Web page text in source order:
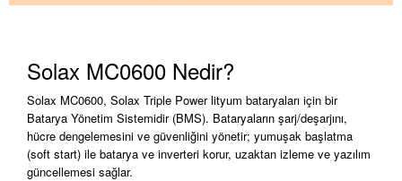
Solax MC0600 Nedir?
Solax MC0600, Solax Triple Power lityum bataryaları için bir
Batarya Yönetim Sistemidir (BMS). Bataryaların şarj/deşarjını,
hücre dengelemesini ve güvenliğini yönetir; yumuşak başlatma
(soft start) ile batarya ve inverteri korur, uzaktan izleme ve yazılım
güncellemesi sağlar.